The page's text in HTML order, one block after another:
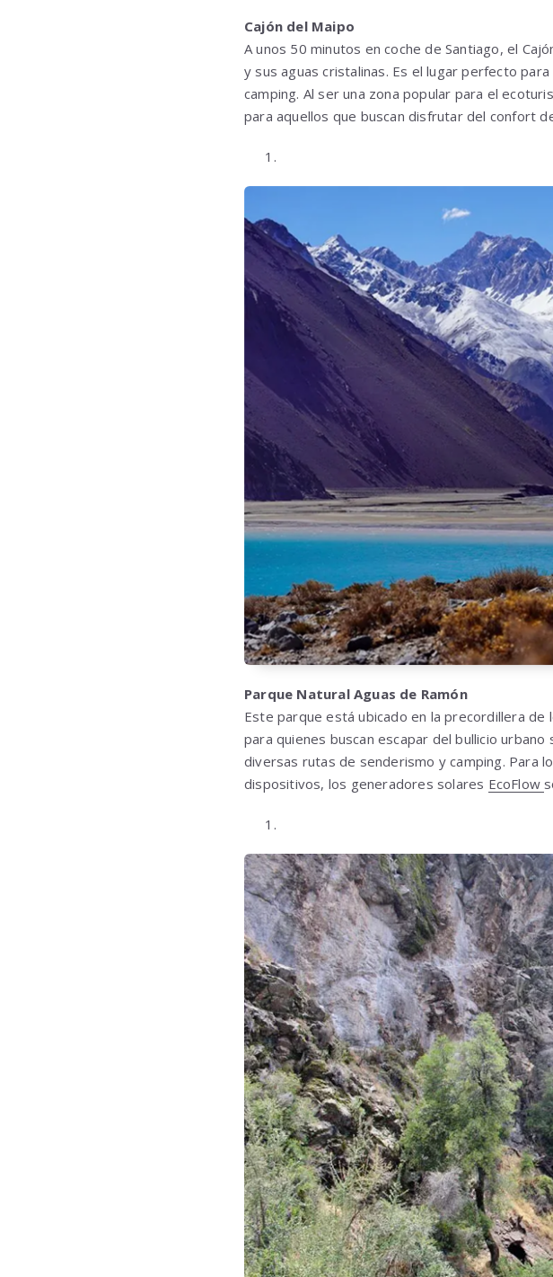
Cajón del Maipo
A unos 50 minutos en coche de Santiago, el
y sus aguas cristalinas. Es el lugar perfecto
camping. Al ser una zona popular para el
para aquellos que buscan disfrutar del confort
Parque Natural Aguas de Ramón
Este parque está ubicado en la precordillera de
para quienes buscan escapar del bullicio
diversas rutas de senderismo y camping. Para
dispositivos, los generadores solares EcoFlow